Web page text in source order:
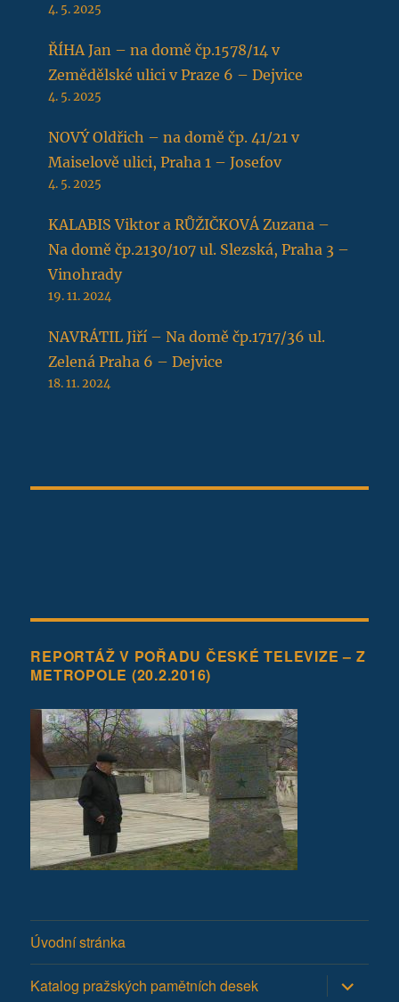
4. 5. 2025
ŘÍHA Jan – na domě čp.1578/14 v
Zemědělské ulici v Praze 6 – Dejvice
4. 5. 2025
NOVÝ Oldřich – na domě čp. 41/21 v
Maiselově ulici, Praha 1 – Josefov
4. 5. 2025
KALABIS Viktor a RŮŽIČKOVÁ Zuzana –
Na domě čp.2130/107 ul. Slezská, Praha 3 –
Vinohrady
19. 11. 2024
NAVRÁTIL Jiří – Na domě čp.1717/36 ul.
Zelená Praha 6 – Dejvice
18. 11. 2024
REPORTÁŽ V POŘADU ČESKÉ TELEVIZE – Z
METROPOLE (20.2.2016)
Úvodní stránka
Katalog pražských pamětních desek Zobrazit